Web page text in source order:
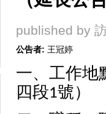
published by
公告者: 王冠婷
一、工作地
四段1號）